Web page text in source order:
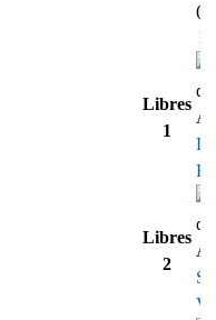
Libres
1
Libres
2